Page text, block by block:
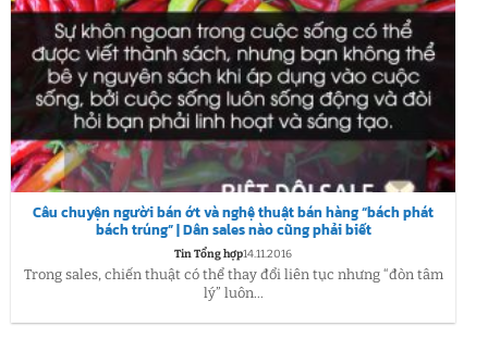
Câu chuyện người bán ớt và nghệ thuật bán hàng “bách phát
bách trúng” | Dân sales nào cũng phải biết
Tin Tổng hợp14.11.2016
Trong sales, chiến thuật có thể thay đổi liên tục nhưng “đòn tâm
lý” luôn...